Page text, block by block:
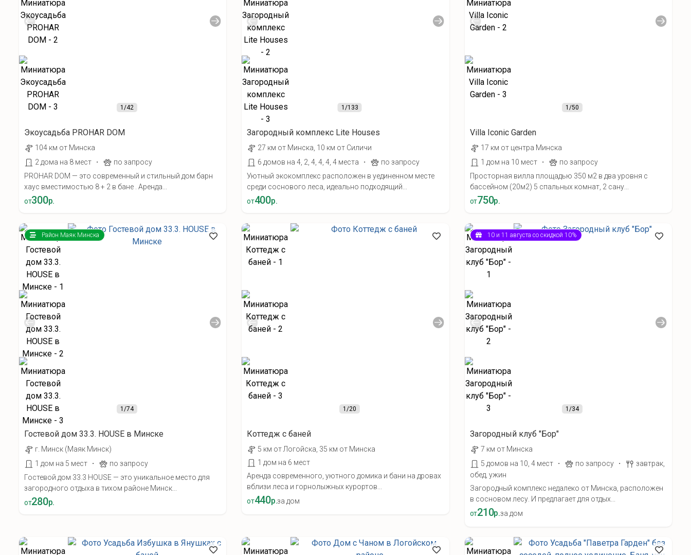
1 /42
Экоусадьба PROHAR DOM
104 км от Минска
2 дома на 8 мест
·
по запросу
PROHAR DOM — это современный и стильный дом барн
хаус вместимостью 8 + 2 в бане . Аренда...
от300р.
1 /133
Загородный комплекс Lite Houses
27 км от Минска, 10 км от Силичи
6 домов на 4, 2, 4, 4, 4, 4 места
·
по запросу
Уютный экокомплекс расположен в уединенном месте
среди соснового леса, идеально подходящий...
от400р.
1/50
Villa Iconic Garden
17 км от центра Минска
1 дом на 10 мест
·
по запросу
Просторная вилла площадью 350 м2 в два уровня с
бассейном (20м2) 5 спальных комнат, 2 сану...
от750р.
1 /74
Район Маяк Минска
Гостевой дом 33.3. HOUSE в Минске
г. Минск (Маяк Минск)
1 дом на 5 мест
·
по запросу
Гостевой дом 33.3 HOUSE — это уникальное место для
загородного отдыха в тихом районе Минск...
от280р.
1/20
Коттедж с баней
5 км от Лoгойcка, 35 км от Минска
1 дом на 6 мест
Аренда современного, уютного домика и бани на дровах
вблизи леса и горнолыжных курортов...
от440р.за дом
1/34
10 и 11 августа со скидкой 10%
Загородный клуб "Бор"
7 км от Минска
5 домов на 10, 4 мест
· по запросу ·
завтрак,
обед, ужин
Загородный комплекс недалеко от Минска, расположен
в сосновом лесу. И предлагает для отдых...
от210р.за дом